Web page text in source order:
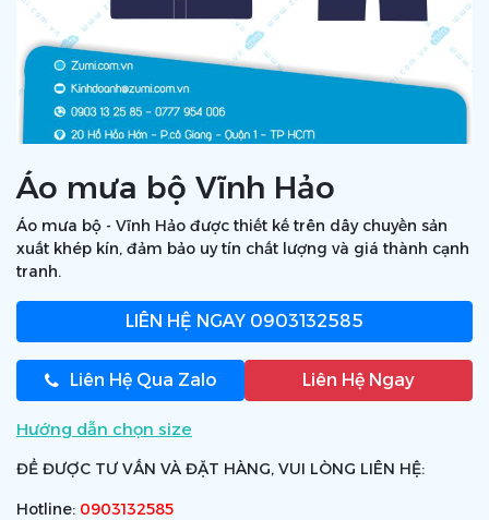
Áo mưa bộ Vĩnh Hảo
Áo mưa bộ - Vĩnh Hảo được thiết kế trên dây chuyền sản
xuất khép kín, đảm bảo uy tín chất lượng và giá thành cạnh
tranh.
LIÊN HỆ NGAY 0903132585
Liên Hệ Qua Zalo Liên Hệ Ngay
Hướng dẫn chọn size
ĐỂ ĐƯỢC TƯ VẤN VÀ ĐẶT HÀNG, VUI LÒNG LIÊN HỆ:
Hotline: 0903132585